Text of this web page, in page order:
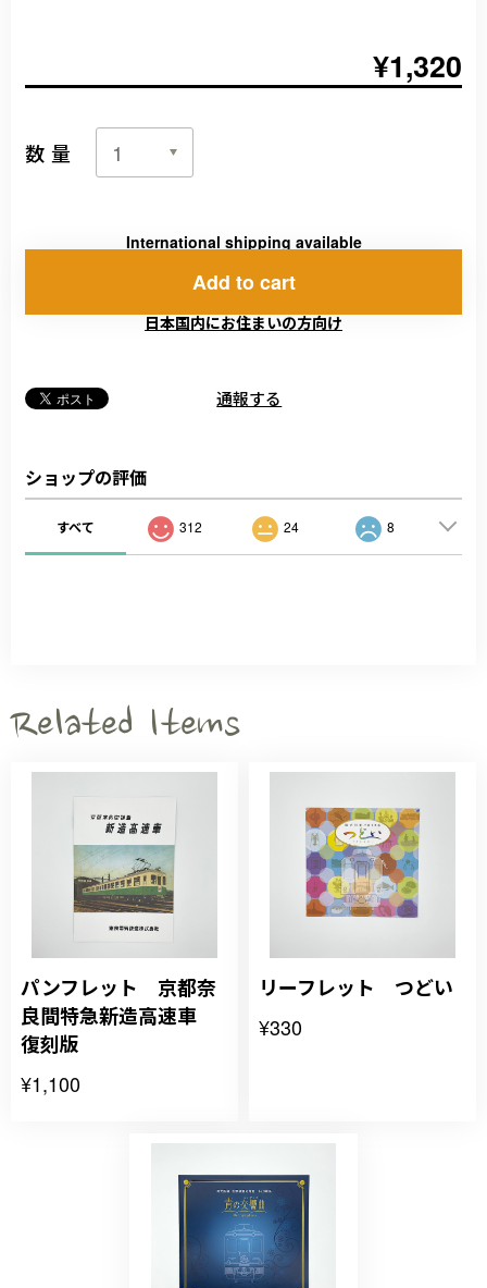
¥1,320
数量
International shipping available
Add to cart
日本国内にお住まいの方向け
通報する
ショップの評価
すべて 312 24 8
Related Items
パンフレット 京都奈
良間特急新造高速車
復刻版
¥1,100
リーフレット つどい
¥330